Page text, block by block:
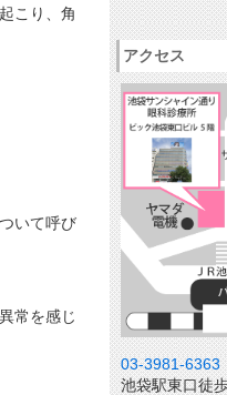
こり、 角
いて呼び
常を感じ
アクセス
03-3981-6363
池袋駅東口徒